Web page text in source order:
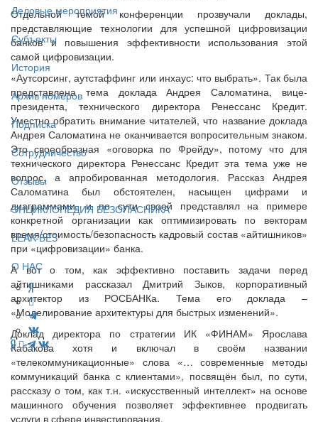
Деловые мероприятия
Субъекты
История
Архив номеров
Подписка
Сотрудничество
Отзывы
ЭНЦИКЛОПЕДИЯ БЕЗОПАСНИКА
LEAK-БЕЗ
О НАС
Отдельной темой конференции прозвучали доклады,
представляющие технологии для успешной цифровизации
банков и повышения эффективности использования этой
самой цифровизации.
«Аутсорсинг, аутстаффинг или инхаус: что выбрать». Так была
представлена тема доклада Андрея Саломатина, вице-
президента, технического директора Ренессанс Кредит.
Уместно обратить внимание читателей, что название доклада
Андрея Саломатина не оканчивается вопросительным знаком.
Это своеобразная «оговорка по Фрейду», потому что для
технического директора Ренессанс Кредит эта тема уже не
вопрос, а апробированная методология. Рассказ Андрея
Саломатина был обстоятелен, насыщен цифрами и
диаграммами, и по сути своей представлял на примере
конкретной организации как оптимизировать по векторам
время/стоимость/безопасность кадровый состав «айтишников»
при «цифровизации» банка.
А вот о том, как эффективно поставить задачи перед
айтишниками рассказал Дмитрий Зыков, корпоративный
архитектор из РОСБАНКа. Тема его доклада –
«Моделирование архитектуры для быстрых изменений».
Доклад директора по стратегии ИК «ФИНАМ» Ярослава
Кабакова хотя и включал в своём названии
«телекоммуникационные» слова «… современные методы
коммуникаций банка с клиентами», посвящён был, по сути,
рассказу о том, как т.н. «искусственный интеллект» на основе
машинного обучения позволяет эффективнее продвигать
услуги в сфере инвестирования.